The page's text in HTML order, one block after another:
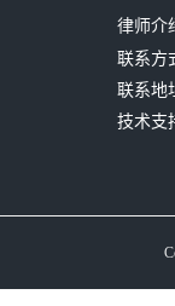
律师介
联系方
联系地
技术支